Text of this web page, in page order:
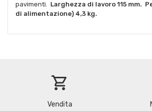
pavimenti. Larghezza di lavoro 115 mm.
di alimentazione) 4,3 kg.
shopping_cart
Vendita